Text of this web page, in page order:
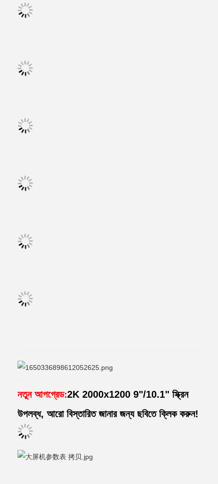
নতুন আপগ্রেড:2K 2000x1200 9"/10.1" স্ক্রিন
উপলব্ধ, আরো বিস্তারিত জানার জন্য ছবিতে ক্লিক করুন!